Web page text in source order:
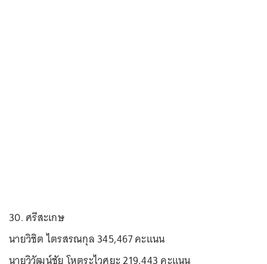
30. ศรีสะเกษ
นายวิชิต ไตรสรณกุล 345,467 คะแนน
นายวิวัฒน์ชัย โหตระไวศยะ 219,443 คะแนน